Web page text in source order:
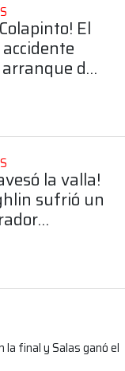
El
del
la valla!
sufrió un
la final y Salas ganó el